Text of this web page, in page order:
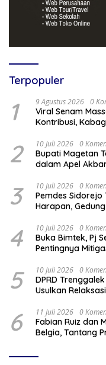
Terpopuler
1 9 Agustus 2026 0
Viral Senam
Kontribusi,
2 10 Juli 2026 0
Bupati Magetan
dalam Apel
3 10 Juli 2026 0
Pemdes Sidorejo
Harapan,
4 10 Juli 2026 0
Buka Bimtek, Pj
Pentingnya
5 10 Juli 2026 0
DPRD
Usulkan
6 11 Juli 2026 0
Fabian Ruiz dan
Belgia, Tantang